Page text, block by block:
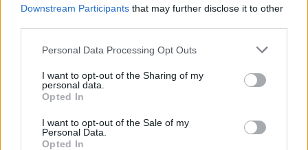
Downstream Participants that may further disclose it to other
Please note that this website/app uses one or more Google
not limited to your visit or usage behaviour. You may click to
grant or deny consent to Google and its third-party tags to
use your data for below specified purposes in below Google
consent section.
Personal Data Processing Opt Outs
I want to opt-out of the Sharing of my
personal data.
Opted In
I want to opt-out of the Sale of my
Personal Data.
Opted In
Εισαγγελική παρέμβαση για την παρ' ολίγον
τραγωδία
Εισαγγελική παρέμβαση διατάχθηκε για την παρ’